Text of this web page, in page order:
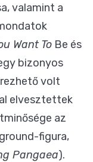
valamint a
Want To Be és
bizonyos
volt
elvesztettek
az
figura,
Pangaea).